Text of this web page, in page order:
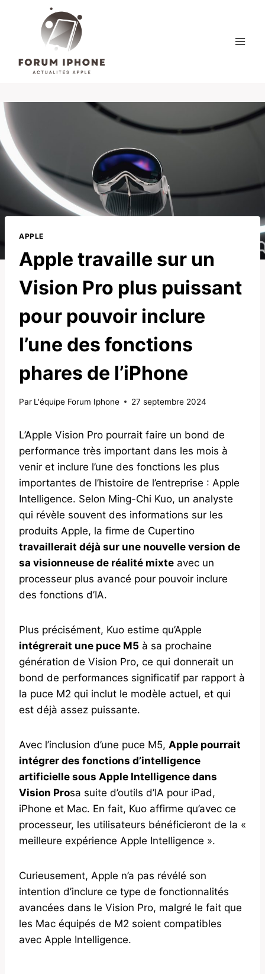
APPLE
Apple travaille sur un
Vision Pro plus puissant
pour pouvoir inclure
l’une des fonctions
phares de l’iPhone
Par L'équipe Forum Iphone 27 septembre 2024
L’Apple Vision Pro pourrait faire un bond de
performance très important dans les mois à
venir et inclure l’une des fonctions les plus
importantes de l’histoire de l’entreprise : Apple
Intelligence. Selon Ming-Chi Kuo, un analyste
qui révèle souvent des informations sur les
produits Apple, la firme de Cupertino
travaillerait déjà sur une nouvelle version de
sa visionneuse de réalité mixte avec un
processeur plus avancé pour pouvoir inclure
des fonctions d’IA.
Plus précisément, Kuo estime qu’Apple
intégrerait une puce M5 à sa prochaine
génération de Vision Pro, ce qui donnerait un
bond de performances significatif par rapport à
la puce M2 qui inclut le modèle actuel, et qui
est déjà assez puissante.
Avec l’inclusion d’une puce M5, Apple pourrait
intégrer des fonctions d’intelligence
artificielle sous Apple Intelligence dans
Vision Prosa suite d’outils d’IA pour iPad,
iPhone et Mac. En fait, Kuo affirme qu’avec ce
processeur, les utilisateurs bénéficieront de la «
meilleure expérience Apple Intelligence ».
Curieusement, Apple n’a pas révélé son
intention d’inclure ce type de fonctionnalités
avancées dans le Vision Pro, malgré le fait que
les Mac équipés de M2 ​​soient compatibles
avec Apple Intelligence.